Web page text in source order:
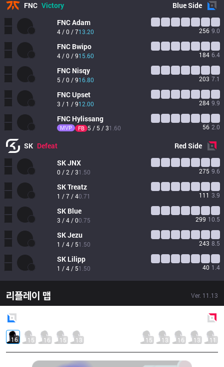
FNC Victory BlueSide
FNCAdam
4 / 0 / 713.20 256 9.0
FNC Bwipo
4 / 0 / 915.60 184 6.4
FNC Nisqy
5 / 0 / 916.80 203 7.1
FNCUpset
3 / 1 / 912.00 284 9.9
FNC Hylissang
MVP FB 5 / 5 / 31.60 56 2.0
SK Defeat RedSide
SKJNX
0 / 2 / 31.50 275 9.6
SKTreatz
1 / 7 / 40.71 111 3.9
SK Blue
3 / 4 / 00.75 299 10.5
SKJezu
1 / 4 / 51.50 243 8.5
SK Lilipp
1 / 4 / 51.50 40 1.4
리플레이 맵 Ver. 11.13
16 15 16 15 13 15 13 16 13 11